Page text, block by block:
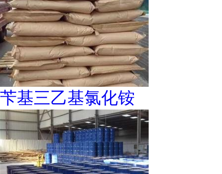
苄基三乙基氯化铵